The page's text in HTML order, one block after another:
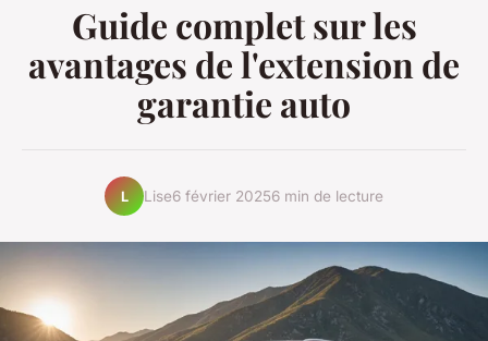
Guide complet sur les
avantages de l'extension de
garantie auto
L Lise6 février 20256 min de lecture